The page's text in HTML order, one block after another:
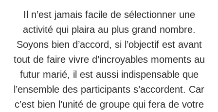
Il n’est jamais facile de sélectionner une
activité qui plaira au plus grand nombre.
Soyons bien d’accord, si l’objectif est avant
tout de faire vivre d’incroyables moments au
futur marié, il est aussi indispensable que
l’ensemble des participants s’accordent. Car
c’est bien l’unité de groupe qui fera de votre